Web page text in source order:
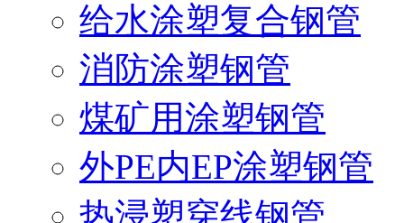
给水涂塑复合钢管
消防涂塑钢管
煤矿用涂塑钢管
外PE内EP涂塑钢管